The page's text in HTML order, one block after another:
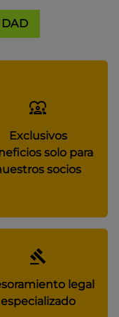
Exclusivos
solo para
socios
legal
especializado